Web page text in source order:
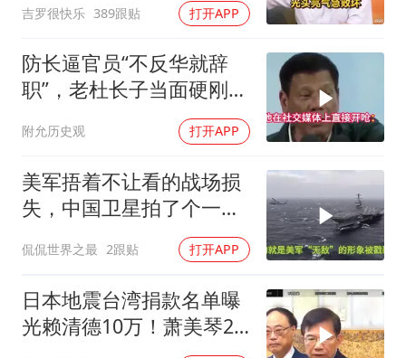
今年第二强台风将带来多大影响
“准2万亿”之城点名支持三所大学
习近平心系体育强国建设
吉罗很快乐 389跟贴 打开APP
防长逼官员“不反华就辞
职”，老杜长子当面硬刚：
附允历史观 打开APP
美军捂着不让看的战场损
失，中国卫星拍了个一清
侃侃世界之最 2跟贴 打开APP
日本地震台湾捐款名单曝
光赖清德10万！萧美琴20